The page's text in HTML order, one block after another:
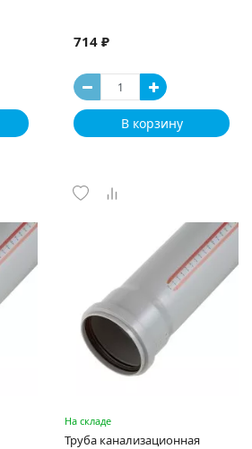
714 ₽
В корзину
На складе
Труба канализационная